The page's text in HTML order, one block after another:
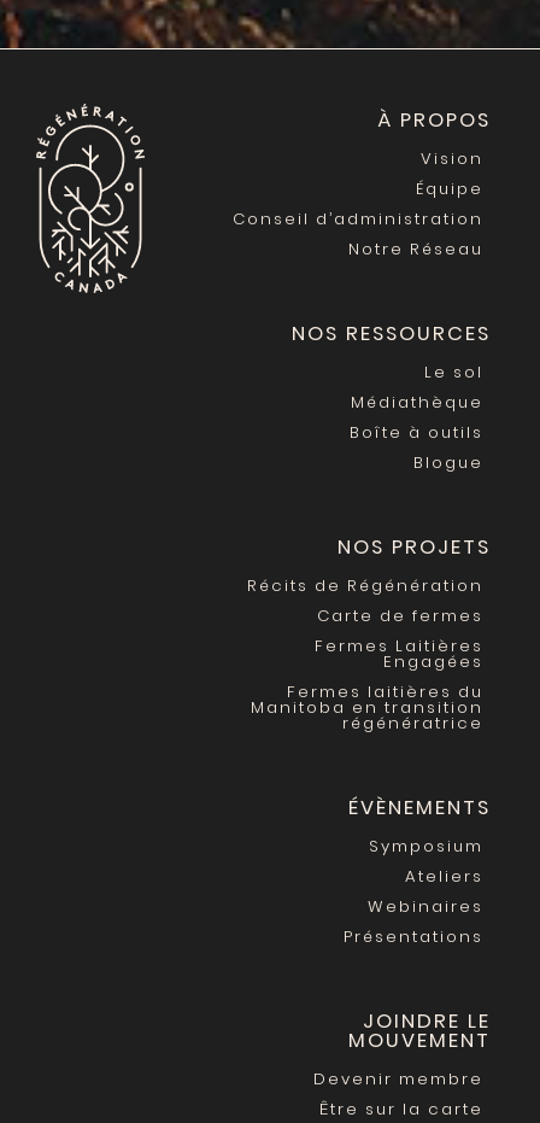
À PROPOS
Vision
Équipe
Conseil d’administration
Notre Réseau
NOS RESSOURCES
Le sol
Médiathèque
Boîte à outils
Blogue
NOS PROJETS
Récits de Régénération
Carte de fermes
Fermes Laitières
Engagées
Fermes laitières du
Manitoba en transition
régénératrice
ÉVÈNEMENTS
Symposium
Ateliers
Webinaires
Présentations
JOINDRE LE
MOUVEMENT
Devenir membre
Être sur la carte